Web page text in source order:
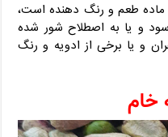
ماده طعم و رنگ دهنده است،
و یا به اصطلاح شور شده
و یا برخی از ادویه و رنگ
خام